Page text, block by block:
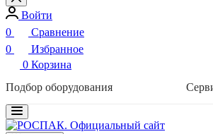
Войти
0
Сравнение
0
Избранное
0 Корзина
Подбор оборудования